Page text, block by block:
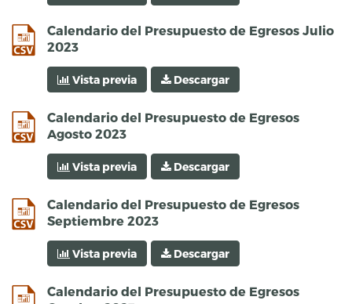
Calendario del Presupuesto de Egresos Julio
2023
csv
Vista previa Descargar
Calendario del Presupuesto de Egresos
Agosto 2023
csv
Vista previa Descargar
Calendario del Presupuesto de Egresos
Septiembre 2023
csv
Vista previa Descargar
Calendario del Presupuesto de Egresos
csv